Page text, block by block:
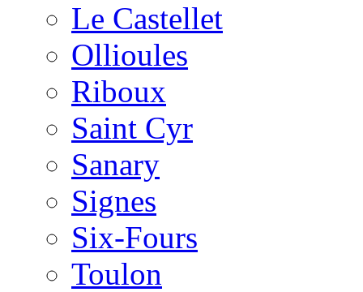
Le Castellet
Ollioules
Riboux
Saint Cyr
Sanary
Signes
Six-Fours
Toulon